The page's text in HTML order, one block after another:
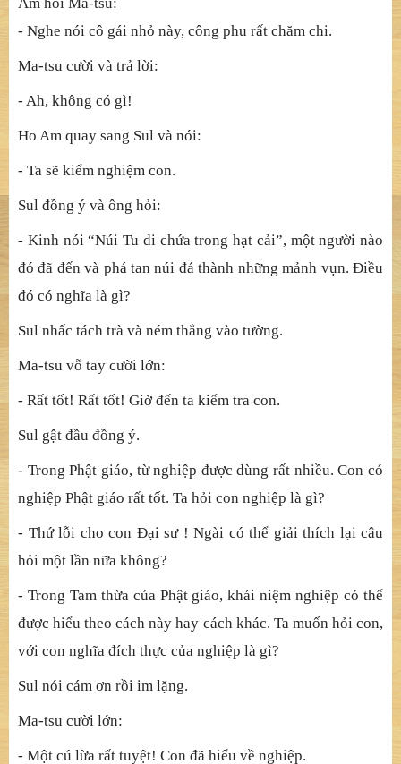
Sul không còn niệm danh Bồ-tát, nhưng vẫn tiếp tục công
Một ngày, Sul đến gặp Ma-tsu tại đền của ngài. Đúng vào
lúc thiền sư Ho Am cũng đến viếng thăm. Sul được mời
cùng uống trà. Khi Sul rót trà vào tách mình, thiền sư Ho
Am hỏi Ma-tsu:
Ma-tsu cười và trả lời:
- Ah, không có gì!
Ho Am quay sang Sul và nói:
- Ta sẽ kiểm nghiệm con.
Sul đồng ý và ông hỏi:
- Kinh nói “Núi Tu di chứa trong hạt cải”, một người nào
đó đã đến và phá tan núi đá thành những mảnh vụn. Điều
đó có nghĩa là gì?
Sul nhấc tách trà và ném thẳng vào tường.
Ma-tsu vỗ tay cười lớn:
- Rất tốt! Rất tốt! Giờ đến ta kiểm tra con.
Sul gật đầu đồng ý.
- Trong Phật giáo, từ nghiệp được dùng rất nhiều. Con có
nghiệp Phật giáo rất tốt. Ta hỏi con nghiệp là gì?
- Thứ lỗi cho con Đại sư ! Ngài có thể giải thích lại câu
hỏi một lần nữa không?